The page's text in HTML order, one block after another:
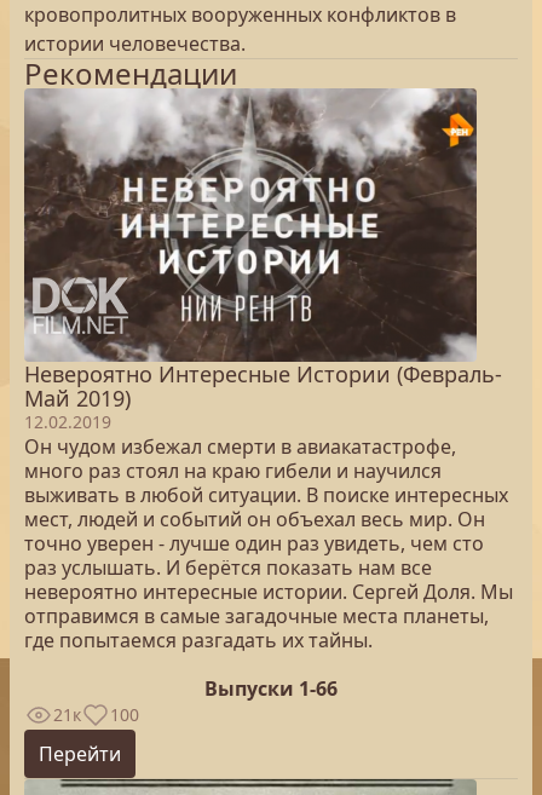
кровопролитных вооруженных конфликтов в
истории человечества.
Рекомендации
Невероятно Интересные Истории (Февраль-
Май 2019)
12.02.2019
Он чудом избежал смерти в авиакатастрофе,
много раз стоял на краю гибели и научился
выживать в любой ситуации. В поиске интересных
мест, людей и событий он объехал весь мир. Он
точно уверен - лучше один раз увидеть, чем сто
раз услышать. И берётся показать нам все
невероятно интересные истории. Сергей Доля. Мы
отправимся в самые загадочные места планеты,
где попытаемся разгадать их тайны.
Выпуски 1-66
21к 100
Перейти